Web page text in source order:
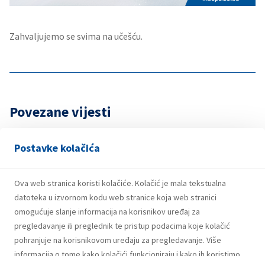
Postavke kolačića
Ova web stranica koristi kolačiće. Kolačić je mala tekstualna
datoteka u izvornom kodu web stranice koja web stranici
omogućuje slanje informacija na korisnikov uređaj za
pregledavanje ili preglednik te pristup podacima koje kolačić
pohranjuje na korisnikovom uređaju za pregledavanje. Više
Zahvaljujemo se svima na učešću.
Povezane vijesti
“Coca-Cola te rashladi, INA/EP CLUB te
nagradi!”